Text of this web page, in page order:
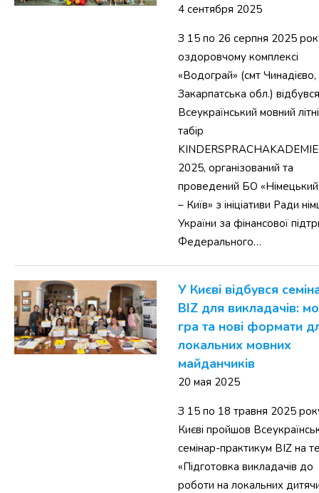
4 сентября 2025
З 15 по 26 серпня 2025
оздоровчому комплексі
«Водограй» (смт Чинадієво,
Закарпатська обл.) відбувся
Всеукраїнський мовний
табір
KINDERSPRACHAKADEMIE
2025, організований та
проведений БО
– Київ» з ініціативи Ради
України за фінансової
Федерального…
У Києві відбувся
BIZ для викладачів:
гра та нові формати
локальних мовних
майданчиків
20 мая 2025
З 15 по 18 травня 2025
Києві пройшов
семінар-практикум BIZ на
«Підготовка викладачів до
роботи на локальних